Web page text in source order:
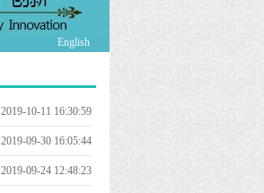
English
2019-10-11 16:30:59
2019-09-30 16:05:44
2019-09-24 12:48:23